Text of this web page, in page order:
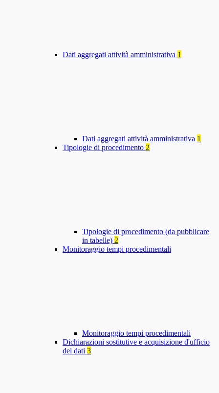
Dati aggregati attività amministrativa 1
Dati aggregati attività amministrativa 1
Tipologie di procedimento 2
Tipologie di procedimento (da pubblicare
in tabelle) 2
Monitoraggio tempi procedimentali
Monitoraggio tempi procedimentali
Dichiarazioni sostitutive e acquisizione d'ufficio
dei dati 3